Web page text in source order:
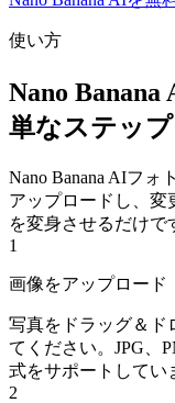
使い方
Nano
単なステップ
Nano Banana AIフ
アップロードし、変
を変身させるだけで
1
画像をアップロード
写真をドラッグ＆ド
てください。JPG、
式をサポートしてい
2